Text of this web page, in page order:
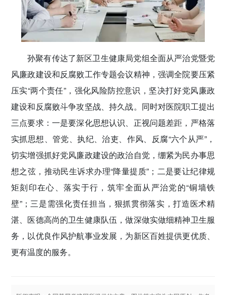
孙聚有传达了新区卫生健康局党组全面从严治党暨党
风廉政建设和反腐败工作专题会议精神，强调全院要压紧
压实“两个责任”，强化风险防控意识，坚决打好党风廉政
建设和反腐败斗争攻坚战、持久战。同时对医院职工提出
三点要求：一是要深化思想认识、正视问题差距，严格落
实抓思想、管党、执纪、治吏、作风、反腐“六个从严”，
切实增强抓好党风廉政建设的政治自觉，绷紧为民办事思
想之弦，推动民生诉求办理“降量提质”；二是要让纪律规
矩刻印在心、落实于行，筑牢全面从严治党的“铜墙铁
壁”；三是需强化责任担当，狠抓贯彻落实，打造医术精
湛、医德高尚的卫生健康队伍，做深做实做细精神卫生服
务，以优良作风护航事业发展，为新区百姓提供更优质、
更有温度的服务。